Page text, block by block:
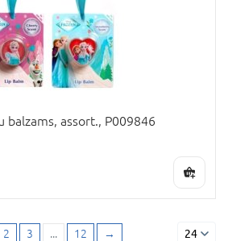
balzams, assort., P009846
2 3 ... 12 → 24